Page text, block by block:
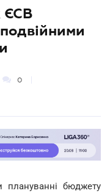
ЄСВ
0
плануванні бюджету